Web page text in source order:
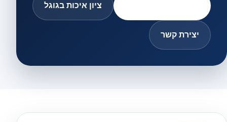
ציון איכות בגוגל
יצירת קשר